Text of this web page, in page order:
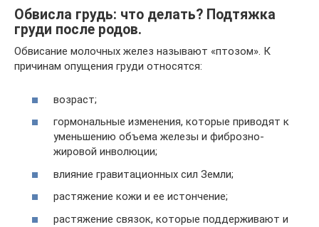
Обвисла грудь: что делать? Подтяжка
груди после родов.
Обвисание молочных желез называют «птозом». К
причинам опущения груди относятся:
возраст;
гормональные изменения, которые приводят к
уменьшению объема железы и фиброзно-
жировой инволюции;
влияние гравитационных сил Земли;
растяжение кожи и ее истончение;
растяжение связок, которые поддерживают и